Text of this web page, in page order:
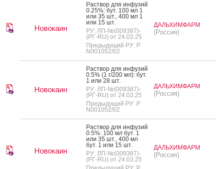
Новокаин
Рас­твор для ин­фу­зий
0.25%: бут. 100 мл 1
или 35 шт., 400 мл 1
или 15 шт.
РУ: ЛП-№(009387)-
(РГ-RU) от 24.03.25
Предыдущий РУ: Р
N001052/02
ДАЛЬХИМФАРМ
(Россия)
Новокаин
Рас­твор для ин­фу­зий
0.5% (1 г/200 мл): бут.
1 или 28 шт.
РУ: ЛП-№(009387)-
(РГ-RU) от 24.03.25
Предыдущий РУ: Р
N001052/02
ДАЛЬХИМФАРМ
(Россия)
Новокаин
Рас­твор для ин­фу­зий
0.5%: 100 мл бут. 1
или 35 шт., 400 мл
бут. 1 или 15 шт.
РУ: ЛП-№(009387)-
(РГ-RU) от 24.03.25
ДАЛЬХИМФАРМ
(Россия)